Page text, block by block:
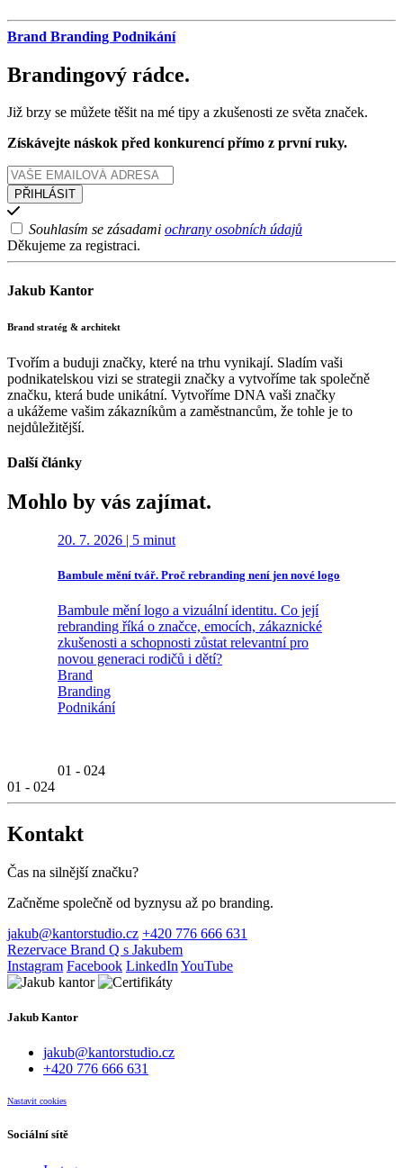
Brand Branding Podnikání
Brandingový rádce.
Již brzy se můžete těšit na mé tipy a zkušenosti ze světa značek.
Získávejte náskok před konkurencí přímo z první ruky.
Souhlasím se zásadami ochrany osobních údajů
Děkujeme za registraci.
Jakub Kantor
Brand stratég & architekt
Tvořím a buduji značky, které na trhu vynikají. Sladím vaši
podnikatelskou vizi se strategii značky a vytvoříme tak společně
značku, která bude unikátní. Vytvoříme DNA vaši značky
a ukážeme vašim zákazníkům a zaměstnancům, že tohle je to
nejdůležitější.
Další články
Mohlo by vás zajímat.
20. 7. 2026 | 5 minut
Bambule mění tvář. Proč rebranding není jen nové logo
Bambule mění logo a vizuální identitu. Co její
rebranding říká o značce, emocích, zákaznické
zkušenosti a schopnosti zůstat relevantní pro
novou generaci rodičů i dětí?
Brand
Branding
Podnikání
01 - 024
01 - 024
Kontakt
Čas na silnější značku?
Začněme společně od byznysu až po branding.
jakub@kantorstudio.cz +420 776 666 631
Rezervace Brand Q s Jakubem
Instagram Facebook LinkedIn YouTube
Jakub Kantor
jakub@kantorstudio.cz
+420 776 666 631
Nastavit cookies
Sociální sítě